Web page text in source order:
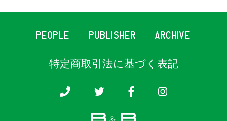
PEOPLE PUBLISHER ARCHIVE
特定商取引法に基づく表記